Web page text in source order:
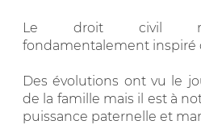
Le droit civil
fondamentalement inspiré
Des évolutions ont vu le
de la famille mais il est à
puissance paternelle et